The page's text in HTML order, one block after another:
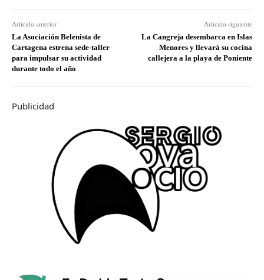
Artículo anterior
La Asociación Belenista de
Cartagena estrena sede-taller
para impulsar su actividad
durante todo el año
Artículo siguiente
La Cangreja desembarca en Islas
Menores y llevará su cocina
callejera a la playa de Poniente
Publicidad